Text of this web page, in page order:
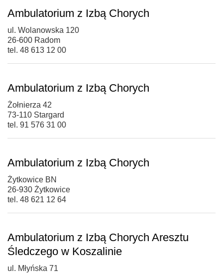
Ambulatorium z Izbą Chorych
ul. Wolanowska 120
26-600 Radom
tel. 48 613 12 00
Ambulatorium z Izbą Chorych
Żołnierza 42
73-110 Stargard
tel. 91 576 31 00
Ambulatorium z Izbą Chorych
Żytkowice BN
26-930 Żytkowice
tel. 48 621 12 64
Ambulatorium z Izbą Chorych Aresztu
Śledczego w Koszalinie
ul. Młyńska 71